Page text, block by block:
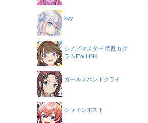
key
シノビマスター 閃乱カグ
ラ NEW LINK
ガールズバンドクライ
シャインポスト